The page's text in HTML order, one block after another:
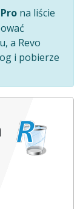
na liście
a Revo
i pobierze